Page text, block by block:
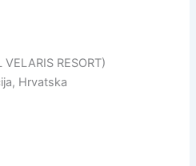
RESORT)
Hrvatska